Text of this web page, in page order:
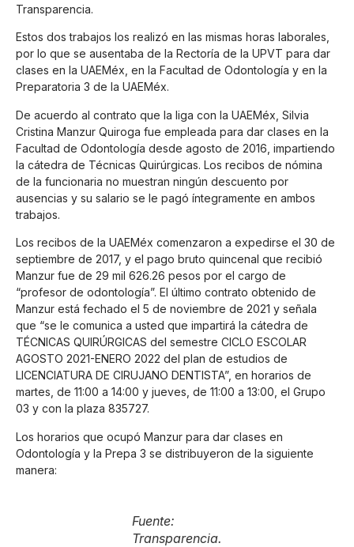
Transparencia.
Estos dos trabajos los realizó en las mismas horas laborales,
por lo que se ausentaba de la Rectoría de la UPVT para dar
clases en la UAEMéx, en la Facultad de Odontología y en la
Preparatoria 3 de la UAEMéx.
De acuerdo al contrato que la liga con la UAEMéx, Silvia
Cristina Manzur Quiroga fue empleada para dar clases en la
Facultad de Odontología desde agosto de 2016, impartiendo
la cátedra de Técnicas Quirúrgicas. Los recibos de nómina
de la funcionaria no muestran ningún descuento por
ausencias y su salario se le pagó íntegramente en ambos
trabajos.
Los recibos de la UAEMéx comenzaron a expedirse el 30 de
septiembre de 2017, y el pago bruto quincenal que recibió
Manzur fue de 29 mil 626.26 pesos por el cargo de
“profesor de odontología”. El último contrato obtenido de
Manzur está fechado el 5 de noviembre de 2021 y señala
que “se le comunica a usted que impartirá la cátedra de
TÉCNICAS QUIRÚRGICAS del semestre CICLO ESCOLAR
AGOSTO 2021-ENERO 2022 del plan de estudios de
LICENCIATURA DE CIRUJANO DENTISTA”, en horarios de
martes, de 11:00 a 14:00 y jueves, de 11:00 a 13:00, el Grupo
03 y con la plaza 835727.
Los horarios que ocupó Manzur para dar clases en
Odontología y la Prepa 3 se distribuyeron de la siguiente
manera:
Fuente:
Transparencia.